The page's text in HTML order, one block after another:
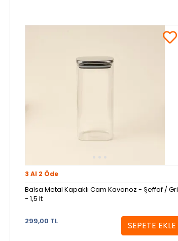
3 Al 2 Öde
Balsa Metal Kapaklı Cam Kavanoz - Şeffaf / Gri
- 1,5 lt
299,00 TL SEPETE EKLE